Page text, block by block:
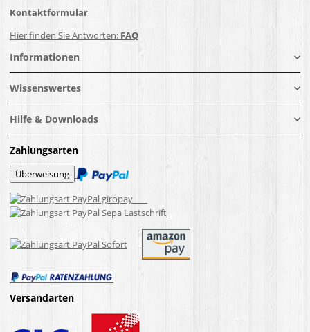
Kontaktformular
Hier finden Sie Antworten: FAQ
Informationen
Wissenswertes
Hilfe & Downloads
Zahlungsarten
Versandarten